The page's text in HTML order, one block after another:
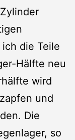
die Teile
Hälfte neu
wird
und
Die
so